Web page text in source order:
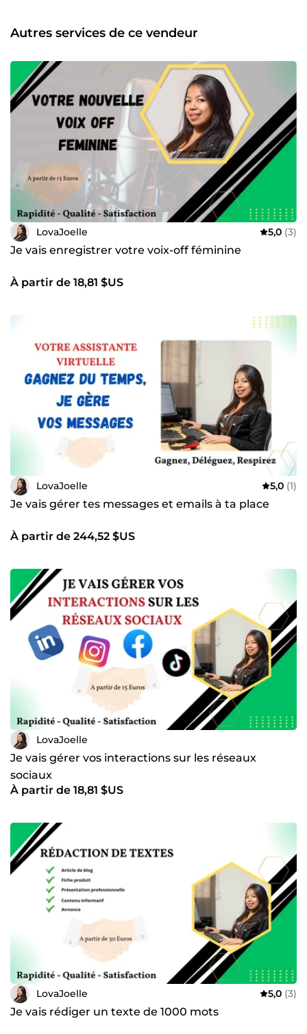
✅Organisée, minutieuse, et soucieuse de la qualité, je
m’assure que chaque tâche soit réalisée avec soin et
🗓️Disponible 7j/7
Autres services de ce vendeur
LovaJoelle 5,0 (3)
Je vais enregistrer votre voix-off féminine
À partir de 18,81 $US
LovaJoelle 5,0 (1)
Je vais gérer tes messages et emails à ta place
À partir de 244,52 $US
LovaJoelle
Je vais gérer vos interactions sur les réseaux
sociaux
À partir de 18,81 $US
LovaJoelle 5,0 (3)
Je vais rédiger un texte de 1000 mots